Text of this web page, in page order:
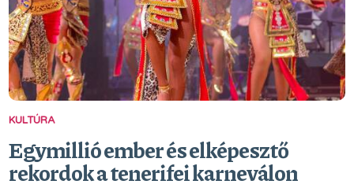
KULTÚRA
Egymillió ember és elképesztő
rekordok a tenerifei karneválon